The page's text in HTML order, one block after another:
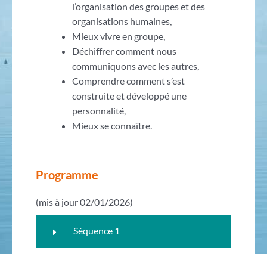
l’organisation des groupes et des
organisations humaines,
Mieux vivre en groupe,
Déchiffrer comment nous
communiquons avec les autres,
Comprendre comment s’est
construite et développé une
personnalité,
Mieux se connaître.
Programme
(mis à jour 02/01/2026)
Séquence 1